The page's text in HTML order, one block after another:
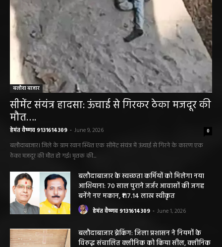
बलौदा बाजार
सीमेंट संयंत्र हादसा: ऊंचाई से गिरकर ठेका मजदूर की
मौत….
हेमंत वैष्णव 9131614309 - June 9, 2026 0
बलौदाबाजार। जिले के ग्राम रवान स्थित एक सीमेंट संयंत्र में ऊंचाई से गिरने के कारण एक
ठेका मजदूर की मौत हो गई। मृतक की...
बलौदाबाजार के स्वच्छता कर्मियों को मिलेगा नया
आशियाना: 70 साल पुराने जर्जर आवासों की जगह
बनेंगे नए मकान, ₹117.14 लाख स्वीकृत
हेमंत वैष्णव 9131614309 - June 1, 2026
बलौदाबाजार ब्रेकिंग: जिला प्रशासन ने नियमों के
विरुद्ध संचालित क्लीनिक को किया सील, क्लीनिक